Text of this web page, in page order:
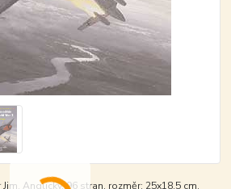
Anglicky, 96 stran, rozměr: 25x18,5 cm.